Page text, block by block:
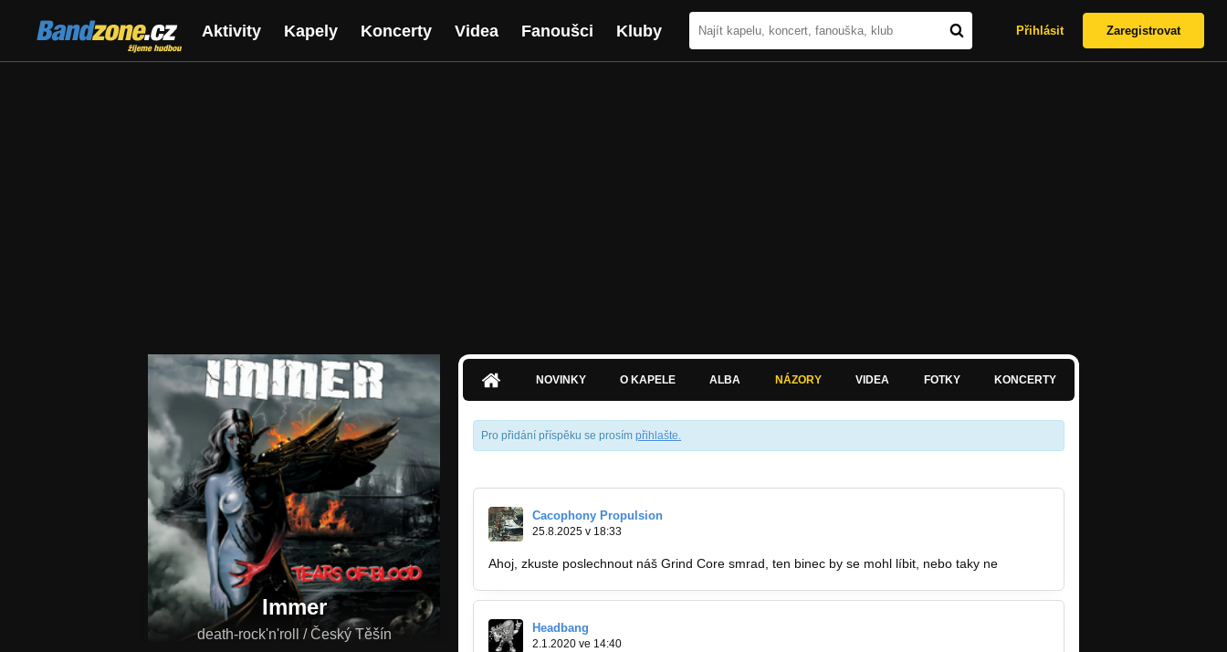
Bandzone.cz
žijeme hudbou
Aktivity Kapely Koncerty Videa Fanoušci Kluby Přihlásit Zaregistrovat
Immer
death-rock'n'roll / Český Těšín
NOVINKY O KAPELE ALBA NÁZORY VIDEA FOTKY KONCERTY
Pro přidání příspěku se prosím přihlašte.
Cacophony Propulsion
25.8.2025 v 18:33
Ahoj, zkuste poslechnout náš Grind Core smrad, ten binec by se mohl líbit, nebo taky ne
Headbang
2.1.2020 ve 14:40